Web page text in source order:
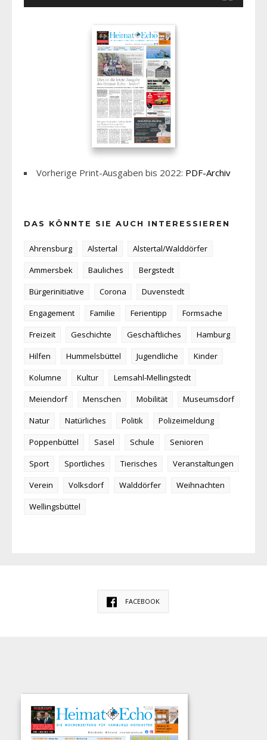
Vorherige Print-Ausgaben bis 2022: PDF-Archiv
DAS KÖNNTE SIE AUCH INTERESSIEREN
Ahrensburg Alstertal
Alstertal/Walddörfer
Ammersbek
Bauliches
Bergstedt
Bürgerinitiative
Corona
Duvenstedt
Engagement
Familie Ferientipp
Formsache
Freizeit
Geschichte Geschäftliches
Hamburg
Hilfen
Hummelsbüttel Jugendliche
Kinder
Kolumne
Kultur
Lemsahl-Mellingstedt
Meiendorf
Menschen Mobilität
Museumsdorf
Natur
Natürliches Politik
Polizeimeldung
Poppenbüttel
Sasel Schule
Senioren
Sport
Sportliches Tierisches
Veranstaltungen
Verein
Volksdorf Walddörfer
Weihnachten
Wellingsbüttel
FACEBOOK